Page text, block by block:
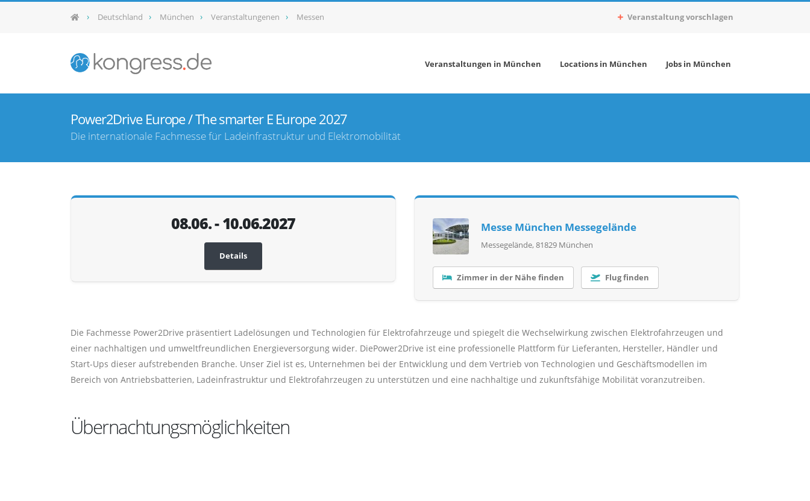
Deutschland München Veranstaltungenen Messen Veranstaltung vorschlagen
Veranstaltungen in München Locations in München Jobs in München
Power2Drive Europe / The smarter E Europe 2027
Die internationale Fachmesse für Ladeinfrastruktur und Elektromobilität
08.06. - 10.06.2027
Details
Messe München Messegelände
Messegelände, 81829 München
Zimmer in der Nähe finden Flug finden
Die Fachmesse Power2Drive präsentiert Ladelösungen und Technologien für Elektrofahrzeuge und spiegelt die Wechselwirkung zwischen Elektrofahrzeugen und
einer nachhaltigen und umweltfreundlichen Energieversorgung wider. DiePower2Drive ist eine professionelle Plattform für Lieferanten, Hersteller, Händler und
Start-Ups dieser aufstrebenden Branche. Unser Ziel ist es, Unternehmen bei der Entwicklung und dem Vertrieb von Technologien und Geschäftsmodellen im
Bereich von Antriebsbatterien, Ladeinfrastruktur und Elektrofahrzeugen zu unterstützen und eine nachhaltige und zukunftsfähige Mobilität voranzutreiben.
Übernachtungsmöglichkeiten